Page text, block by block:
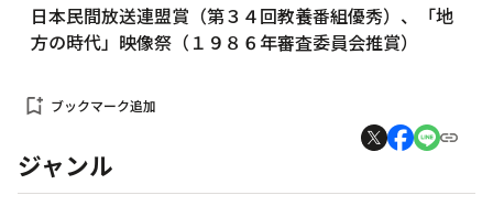
日本民間放送連盟賞（第３４回教養番組優秀）、「地
方の時代」映像祭（１９８６年審査委員会推賞）
bookmark_add ブックマーク追加
ジャンル